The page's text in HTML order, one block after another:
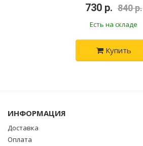
730 р. 840 р.
Есть на складе
Купить
ИНФОРМАЦИЯ
Доставка
Оплата